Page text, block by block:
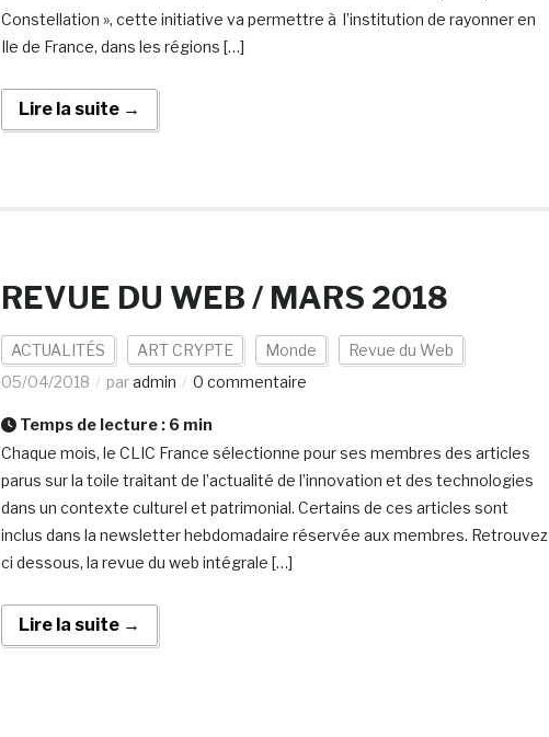
Constellation », cette initiative va permettre à l’institution de rayonner en
Ile de France, dans les régions […]
Lire la suite →
REVUE DU WEB / MARS 2018
ACTUALITÉS ART CRYPTE Monde
Revue du Web
05/04/2018
paradmin 0 commentaire
Temps de lecture : 6 min
Chaque mois, le CLIC France sélectionne pour ses membres des articles
parus sur la toile traitant de l’actualité de l’innovation et des technologies
dans un contexte culturel et patrimonial. Certains de ces articles sont
inclus dans la newsletter hebdomadaire réservée aux membres. Retrouvez
ci dessous, la revue du web intégrale […]
Lire la suite →